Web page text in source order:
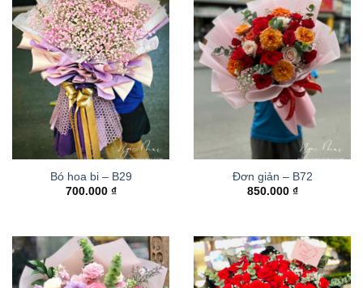
Bó hoa bi – B29
700.000 ₫
Đơn giản – B72
850.000 ₫